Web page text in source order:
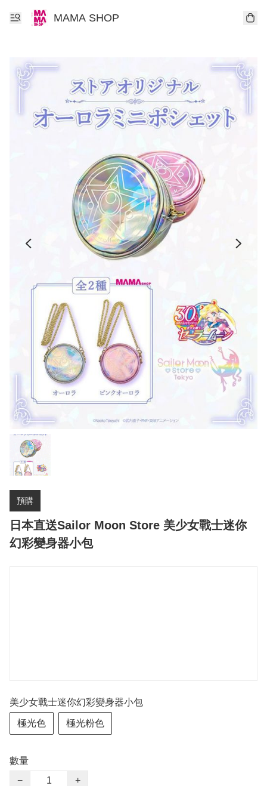
MAMA SHOP
預購
日本直送Sailor Moon Store 美少女戰士迷你
幻彩變身器小包
美少女戰士迷你幻彩變身器小包
極光色 極光粉色
數量
−
+